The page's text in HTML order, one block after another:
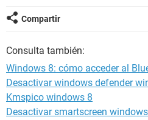
Compartir
Consulta también:
Windows 8: cómo acceder al
Desactivar windows defender
Kmspico windows 8
Desactivar smartscreen